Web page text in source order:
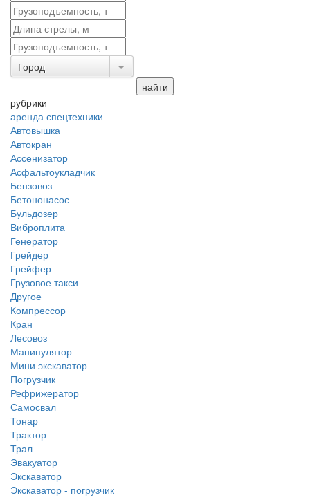
Город
рубрики
аренда спецтехники
Автовышка
Автокран
Ассенизатор
Асфальтоукладчик
Бензовоз
Бетононасос
Бульдозер
Виброплита
Генератор
Грейдер
Грейфер
Грузовое такси
Другое
Компрессор
Кран
Лесовоз
Манипулятор
Мини экскаватор
Погрузчик
Рефрижератор
Самосвал
Тонар
Трактор
Трал
Эвакуатор
Экскаватор
Экскаватор - погрузчик